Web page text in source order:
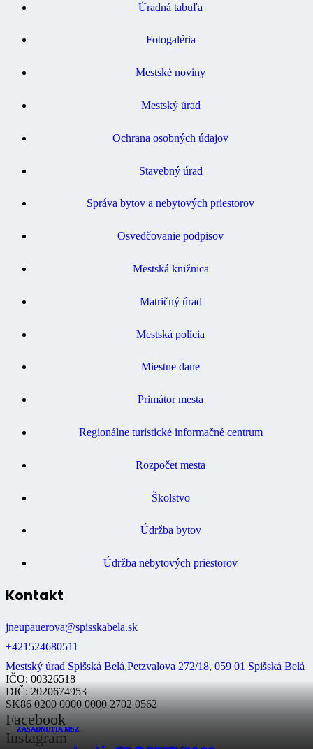
ZASADNUTIA MSZ
ZASADNUTIA MSZ
ZASADNUTIA MSZ
Úradná tabuľa
Fotogaléria
Mestské noviny
Mestský úrad
Ochrana osobných údajov
Stavebný úrad
Správa bytov a nebytových priestorov
Osvedčovanie podpisov
Mestská knižnica
Matričný úrad
Mestská polícia
Miestne dane
Primátor mesta
Regionálne turistické informačné centrum
Rozpočet mesta
Školstvo
Údržba bytov
Údržba nebytových priestorov
Kontakt
jneupauerova@spisskabela.sk
+421524680511
Mestský úrad Spišská Belá,Petzvalova 272/18, 059 01 Spišská Belá
IČO: 00326518
DIČ: 2020674953
SK86 0200 0000 0000 2702 0562
Facebook
Instagram